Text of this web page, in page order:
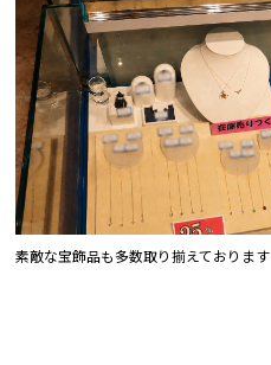
素敵な宝飾品も多数取り揃えております